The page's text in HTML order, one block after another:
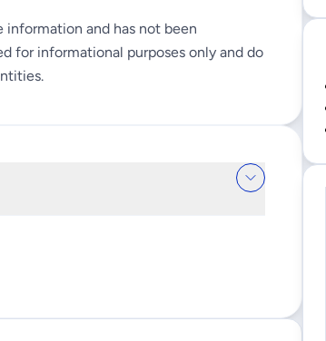
information and has not been
for informational purposes only and do